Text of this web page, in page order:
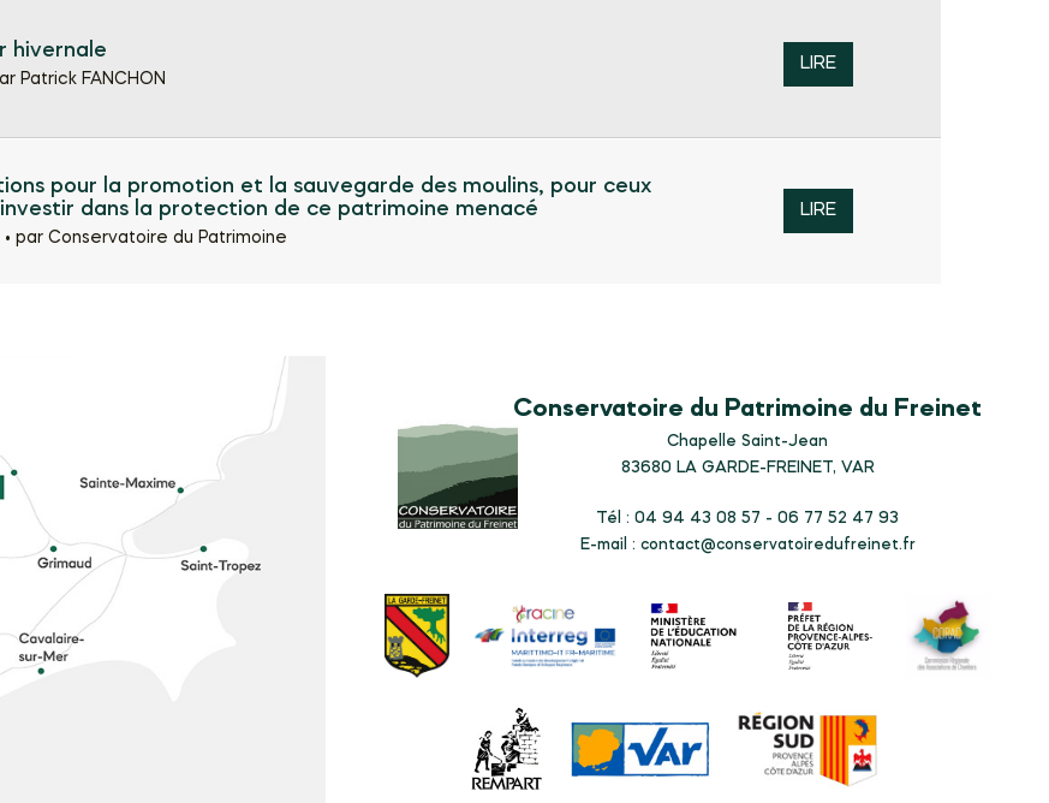
hivernale
Patrick FANCHON
LIRE
pour la promotion et la sauvegarde des moulins, pour ceux
dans la protection de ce patrimoine menacé
par Conservatoire du Patrimoine
LIRE
Conservatoire du Patrimoine du Freinet
Chapelle Saint-Jean
83680 LA GARDE-FREINET, VAR
Tél : 04 94 43 08 57 - 06 77 52 47 93
E-mail : contact@conservatoiredufreinet.fr